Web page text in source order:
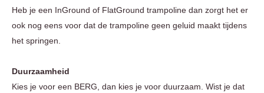
Heb je een InGround of FlatGround trampoline dan zorgt het er
ook nog eens voor dat de trampoline geen geluid maakt tijdens
het springen.
Duurzaamheid
Kies je voor een BERG, dan kies je voor duurzaam. Wist je dat